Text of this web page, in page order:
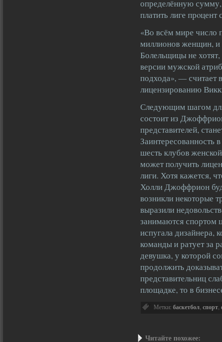
определённую сумму,
платить лиге
«Во всём мире число
миллионов женщин, и
Болельщицы не
версии мужской
подхода», — считает
лицензированию
Следующим шагом
состоит из
представителей,
Заинтересованность
шесть клубов
может получить
лиги. Хотя кажется,
Холли Джоффрион
возникли некоторые
выразили
занимаются спортом
испугала дизайнера,
команды и ратует за
девушка, у которой
продолжить
представительниц
площадке, то в
Метки: баскетбол спорт
Читайте похожее: